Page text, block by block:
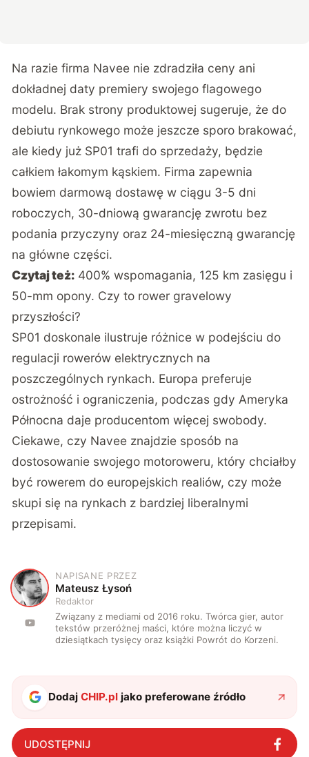
Na razie firma Navee nie zdradziła ceny ani
dokładnej daty premiery swojego flagowego
modelu. Brak strony produktowej sugeruje, że do
debiutu rynkowego może jeszcze sporo brakować,
ale kiedy już SP01 trafi do sprzedaży, będzie
całkiem łakomym kąskiem. Firma zapewnia
bowiem darmową dostawę w ciągu 3-5 dni
roboczych, 30-dniową gwarancję zwrotu bez
podania przyczyny oraz 24-miesięczną gwarancję
na główne części.
Czytaj też: 400% wspomagania, 125 km zasięgu i
50-mm opony. Czy to rower gravelowy
przyszłości?
SP01 doskonale ilustruje różnice w podejściu do
regulacji rowerów elektrycznych na
poszczególnych rynkach. Europa preferuje
ostrożność i ograniczenia, podczas gdy Ameryka
Północna daje producentom więcej swobody.
Ciekawe, czy Navee znajdzie sposób na
dostosowanie swojego motoroweru, który chciałby
być rowerem do europejskich realiów, czy może
skupi się na rynkach z bardziej liberalnymi
przepisami.
M
NAPISANE PRZEZ
Mateusz Łysoń
Redaktor
Związany z mediami od 2016 roku. Twórca gier, autor
tekstów przeróżnej maści, które można liczyć w
dziesiątkach tysięcy oraz książki Powrót do Korzeni.
DodajCHIP.pl jako preferowane źródło
UDOSTĘPNIJ